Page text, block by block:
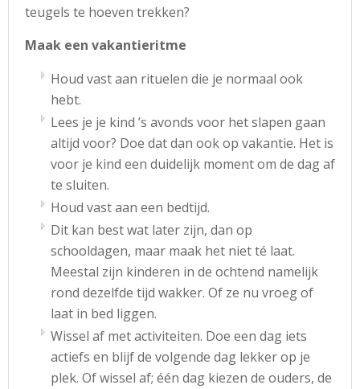
teugels te hoeven trekken?
Maak een vakantieritme
Houd vast aan rituelen die je normaal ook
hebt.
Lees je je kind ’s avonds voor het slapen gaan
altijd voor? Doe dat dan ook op vakantie. Het is
voor je kind een duidelijk moment om de dag af
te sluiten.
Houd vast aan een bedtijd.
Dit kan best wat later zijn, dan op
schooldagen, maar maak het niet té laat.
Meestal zijn kinderen in de ochtend namelijk
rond dezelfde tijd wakker. Of ze nu vroeg of
laat in bed liggen.
Wissel af met activiteiten. Doe een dag iets
actiefs en blijf de volgende dag lekker op je
plek. Of wissel af; één dag kiezen de ouders, de